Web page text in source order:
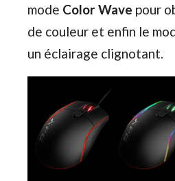
mode Color Wave pour
de couleur et enfin le
un éclairage clignotant.